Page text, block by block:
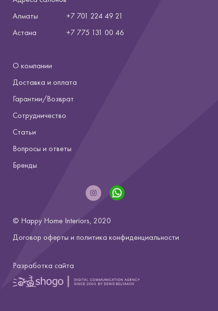
Алматы
+7 701 224 49 21
Астана
+7 775 131 00 46
О компании
Доставка и оплата
Гарантии/Возврат
Сотрудничество
Статьи
Вопросы и ответы
Бренды
© Happy Home Interiors, 2020
Договор оферты и политика конфиденциальности
Разработка сайта